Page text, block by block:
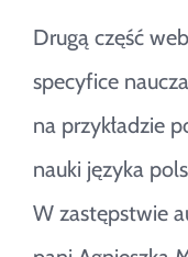
Drugą część
specyfice
na przykładzie
nauki języka
W zastępstwie